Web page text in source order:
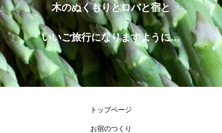
木のぬくもりとロバと宿と
いいご旅行になりますように…
トップページ
お宿のつくり